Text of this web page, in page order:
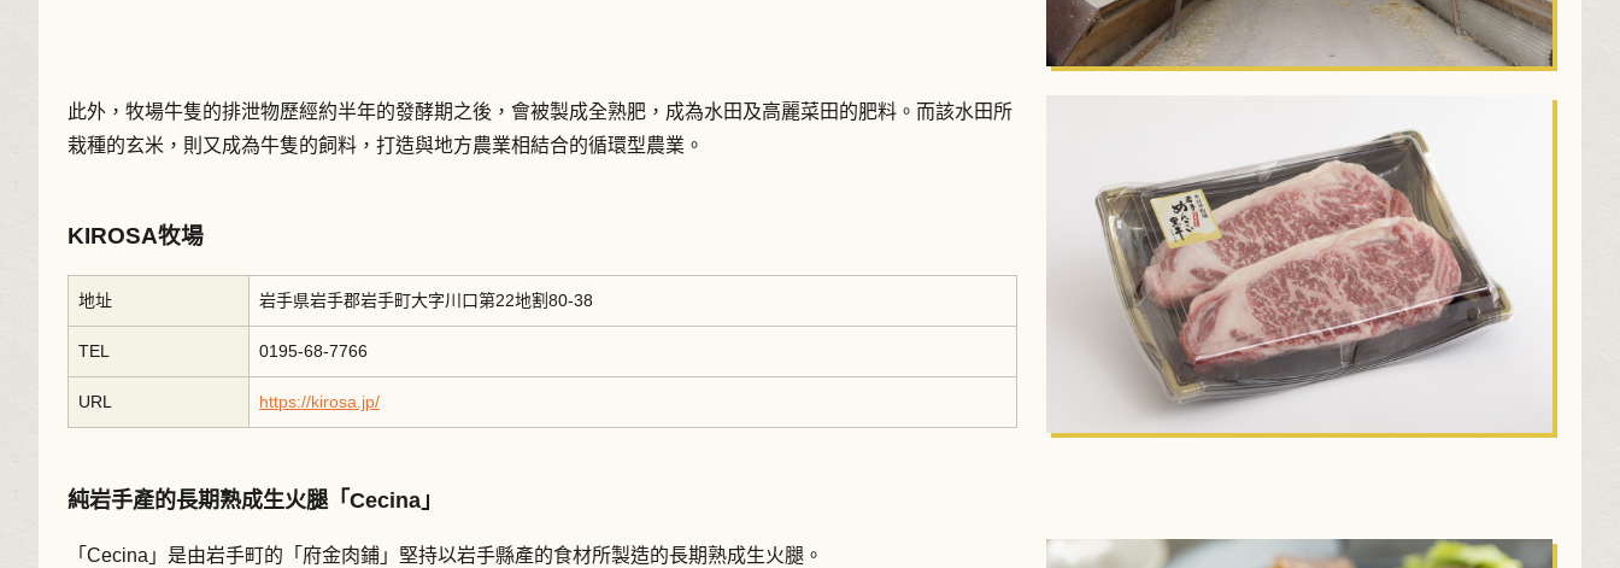
此外，牧場牛隻的排泄物歷經約半年的發酵期之後，會被製成全熟肥，成為水田及高麗菜田的肥料。而該水田所
栽種的玄米，則又成為牛隻的飼料，打造與地方農業相結合的循環型農業。
KIROSA牧場
地址 岩手県岩手郡岩手町大字川口第22地割80-38
TEL 0195-68-7766
URL https://kirosa.jp/
純岩手產的長期熟成生火腿「Cecina」
「Cecina」是由岩手町的「府金肉鋪」堅持以岩手縣產的食材所製造的長期熟成生火腿。